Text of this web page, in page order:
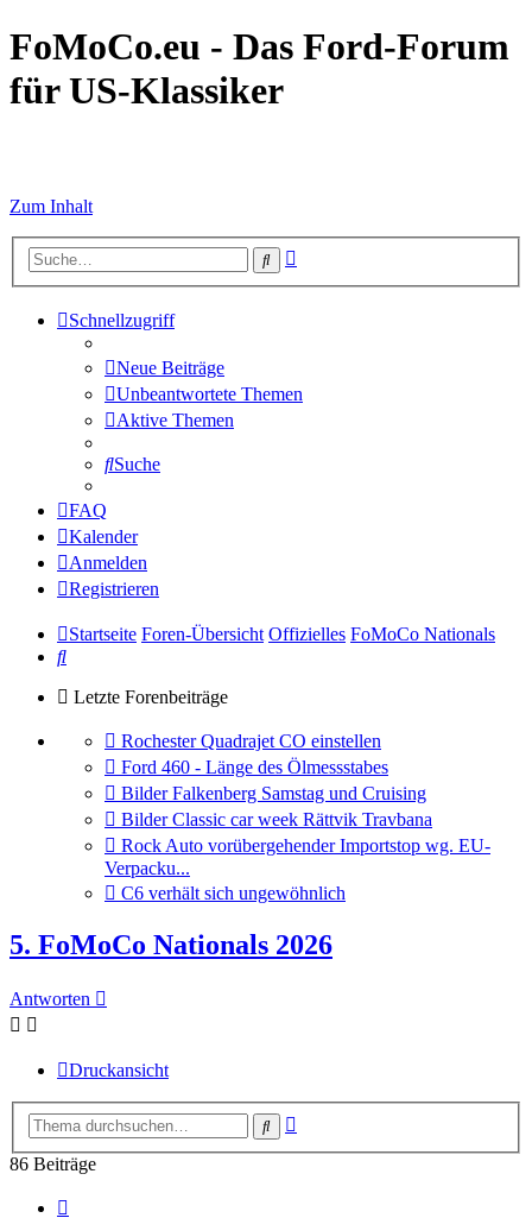
FoMoCo.eu - Das Ford-Forum
für US-Klassiker
Zum Inhalt
Suche
Schnellzugriff
Neue Beiträge
Unbeantwortete Themen
Aktive Themen
Suche
FAQ
Kalender
Anmelden
Registrieren
Startseite Foren-Übersicht Offizielles FoMoCo Nationals
Suche
Letzte Forenbeiträge
Gehe
zum
letzten
Beitrag
Rochester Quadrajet CO einstellen
Gehe
zum
letzten
Beitrag
Ford 460 - Länge des Ölmessstabes
Gehe
zum
letzten
Beitrag
Bilder Falkenberg Samstag und Cruising
Gehe
zum
letzten
Beitrag
Bilder Classic car week Rättvik Travbana
Gehe
zum
letzten
Beitrag
Rock Auto vorübergehender Importstop wg. EU-
Verpacku...
Gehe
letzten
Beitrag
C6 verhält sich ungewöhnlich
5. FoMoCo Nationals 2026
Antworten
Druckansicht
Suche
86 Beiträge